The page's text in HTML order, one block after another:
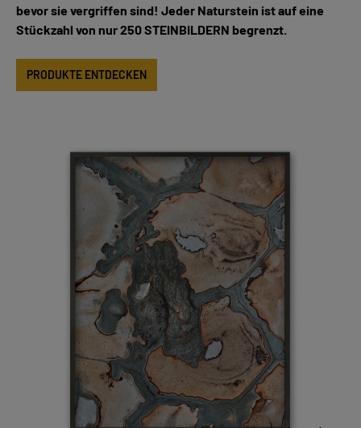
bevor sie vergriffen sind! Jeder Naturstein ist auf eine
Stückzahl von nur 250 STEINBILDERN begrenzt.
PRODUKTE ENTDECKEN